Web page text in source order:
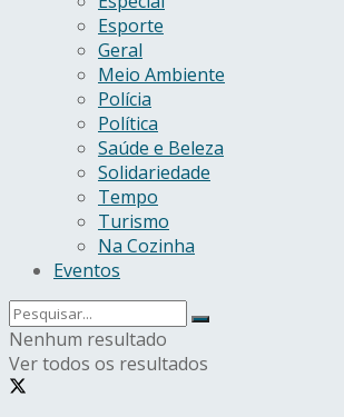
Esporte
Geral
Meio Ambiente
Polícia
Política
Saúde e Beleza
Solidariedade
Tempo
Turismo
Na Cozinha
Eventos
Nenhum resultado
Ver todos os resultados